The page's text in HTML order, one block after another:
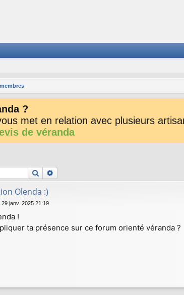
?
met en relation avec plusieurs
de véranda
Rechercher
Olenda :)
29 janv. 2025 21:19
!
ta présence sur ce forum orienté véranda ?